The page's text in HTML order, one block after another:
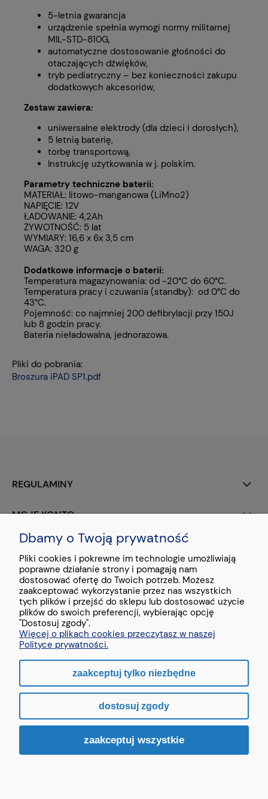
5-letnia gwarancja
urządzenie spełnia wymogi normy militarnej
MIL-STD-810G,
automatyczne dostosowanie głośności do
otaczających dźwięków,
tryb pediatryczny – bez konieczności zakupu
dodatkowych akcesoriów,
Zestaw zawiera:
uniwersalne elektrody (dla dzieci i dorosłych),
5 letnią baterię,
torbę transportową,
Instrukcję użytkowania w j. polskim.
Parametry techniczne baterii:
MATERIAŁ: litowo-manganowa (LiMno2)
NAPIĘCIE: 12V
ŁADOWANIE: 4,2Ah
ŻYWOTNOŚĆ: 5 lat
WYMIARY: 16,6 x 6x 3,5 cm
WAGA: 320 g
Dodatkowe informacje o baterii:
Temperatura magazynowania: od -20°C do 60°C.
Temperatura pracy i czuwania (standby): od 0°C do
43°C.
Pojemność: co najmniej 200 defibrylacji przy 150J
lub 8 godzin pracy.
Bateria nieładowalna, jednorazowa.
Pliki do pobrania:
Broszura iPAD SP1.pdf
REGULAMINY
MOJE KONTO
PŁATNOŚCI I DOSTAWA
O NAS
Stopka - treść testowa
pokaż pełną wersję strony
Sklep internetowy Shoper.pl
Dbamy o Twoją prywatność
Pliki cookies i pokrewne im technologie umożliwiają
poprawne działanie strony i pomagają nam
dostosować ofertę do Twoich potrzeb. Możesz
zaakceptować wykorzystanie przez nas wszystkich
tych plików i przejść do sklepu lub dostosować użycie
plików do swoich preferencji, wybierając opcję
"Dostosuj zgody".
Więcej o plikach cookies przeczytasz w naszej
Polityce prywatności.
zaakceptuj tylko niezbędne
dostosuj zgody
zaakceptuj wszystkie